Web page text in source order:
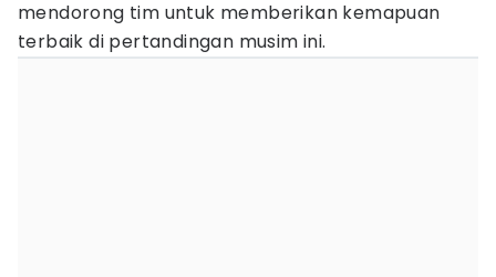
mendorong tim untuk memberikan kemapuan
terbaik di pertandingan musim ini.